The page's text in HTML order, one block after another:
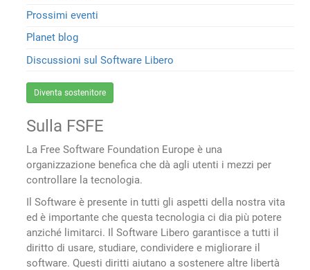
Prossimi eventi
Planet blog
Discussioni sul Software Libero
Diventa sostenitore
Sulla FSFE
La Free Software Foundation Europe è una
organizzazione benefica che dà agli utenti i mezzi per
controllare la tecnologia.
Il Software è presente in tutti gli aspetti della nostra vita
ed è importante che questa tecnologia ci dia più potere
anziché limitarci. Il Software Libero garantisce a tutti il
diritto di usare, studiare, condividere e migliorare il
software. Questi diritti aiutano a sostenere altre libertà